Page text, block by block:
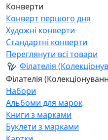
Конверти
Конверт першого дня
Художні конверти
Стандартні конверти
Переглянути всі товари
Філателія
Філателія
Набори
Альбоми для марок
Книги з марками
Буклети з марками